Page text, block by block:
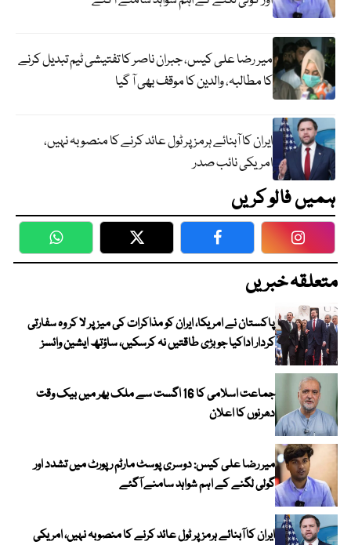
میر رضا علی کیس، جبران ناصر کا تفتیشی ٹیم تبدیل کرنے
کا مطالبہ، والدین کا موقف بھی آ گیا
ایران کا آبنائے ہرمز پر ٹول عائد کرنے کا منصوبہ نہیں،
امریکی نائب صدر
ہمیں فالو کریں
WhatsApp Twitter Facebook
متعلقہ خبریں
پاکستان نے امریکا، ایران کو مذاکرات کی میز پر لا کر وہ سفارتی
کردار اداکیا جو بڑی طاقتیں نہ کرسکیں، ساؤتھ ایشین وائسز
جماعت اسلامی کا 16 اگست سے ملک بھر میں بیک وقت
دھرنوں کا اعلان
میر رضا علی کیس: دوسری پوسٹ مارٹم رپورٹ میں تشدد اور
گولی لگنے کے اہم شواہد سامنے آگئے
ایران کا آبنائے ہرمز پر ٹول عائد کرنے کا منصوبہ نہیں، امریکی